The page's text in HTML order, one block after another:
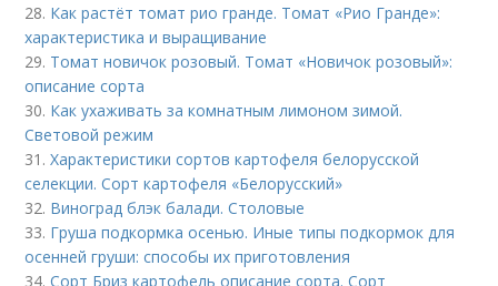
28. Как растёт томат рио гранде. Томат «Рио Гранде»:
характеристика и выращивание
29. Томат новичок розовый. Томат «Новичок розовый»:
описание сорта
30. Как ухаживать за комнатным лимоном зимой.
Световой режим
31.Характеристики сортов картофеля белорусской
селекции. Сорт картофеля «Белорусский»
32. Виноград блэк балади. Столовые
33. Груша подкормка осенью. Иные типы подкормок для
осенней груши: способы их приготовления
34.Сорт Бриз картофель описание сорта. Сорт